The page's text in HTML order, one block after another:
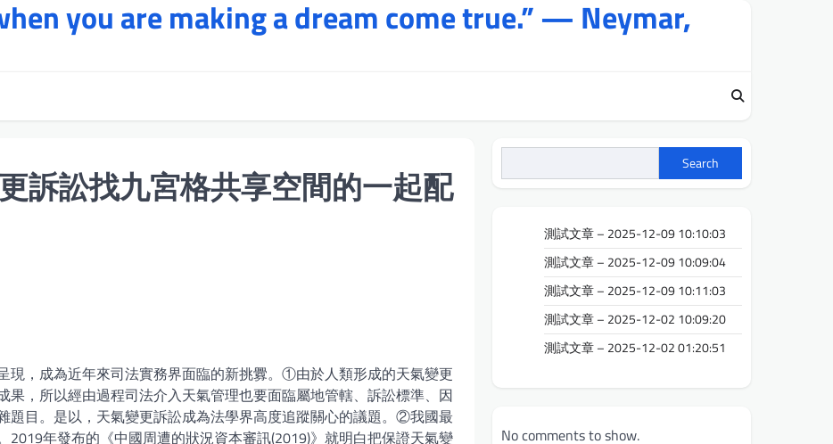
you are making a dream come true.” — Neymar,
訴訟找九宮格共享空間的一起配
現，成為近年來司法實務界面臨的新挑釁。①由於人類形成的天氣變更
果，所以經由過程司法介入天氣管理也要面臨屬地管轄、訴訟標準、因
題目。是以，天氣變更訴訟成為法學界高度追蹤關心的議題。②我國最
年發布的《中國周遭的狀況資本審訊(2019)》就明白把保證天氣變
Search
測試文章 – 2025-12-09 10:10:03
測試文章 – 2025-12-09 10:09:04
測試文章 – 2025-12-09 10:11:03
測試文章 – 2025-12-02 10:09:20
測試文章 – 2025-12-02 01:20:51
No comments to show.